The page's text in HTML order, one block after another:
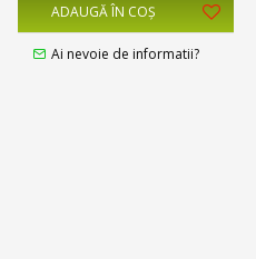
ADAUGĂ ÎN COŞ
Ai nevoie de informatii?